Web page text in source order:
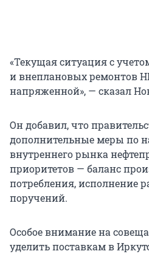
«Текущая ситуация с
и внеплановых ремонтов
напряженной», — сказал
Он добавил, что
дополнительные меры по
внутреннего рынка
приоритетов — баланс
потребления, исполнение
поручений.
Особое внимание на
уделить поставкам в